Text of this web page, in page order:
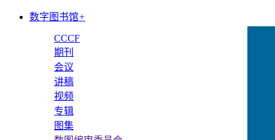
数字图书馆+
CCCF
期刊
会议
讲稿
视频
专辑
图集